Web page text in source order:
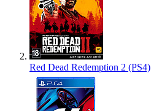
Red Dead Redemption 2 (PS4)